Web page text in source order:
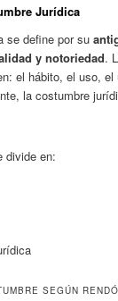
Jurídica
se define por su
y notoriedad.
el hábito, el uso,
la costumbre
divide en:
SEGÚN